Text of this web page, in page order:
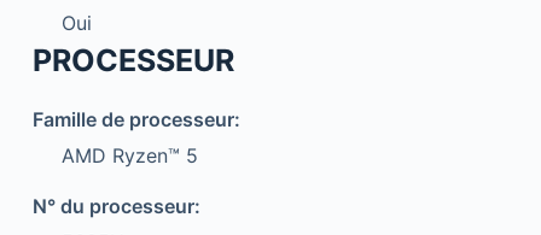
Oui
PROCESSEUR
Famille de processeur:
AMD Ryzen™ 5
N° du processeur: